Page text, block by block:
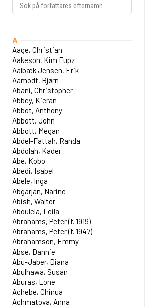
A
Aage, Christian
Aakeson, Kim Fupz
Aalbæk Jensen, Erik
Aamodt, Bjørn
Abani, Christopher
Abbey, Kieran
Abbot, Anthony
Abbott, John
Abbott, Megan
Abdel-Fattah, Randa
Abdolah, Kader
Abé, Kobo
Abedi, Isabel
Abele, Inga
Abgarjan, Narine
Abish, Walter
Aboulela, Leila
Abrahams, Peter (f. 1919)
Abrahams, Peter (f. 1947)
Abrahamson, Emmy
Abse, Dannie
Abu-Jaber, Diana
Abulhawa, Susan
Aburas, Lone
Achebe, Chinua
Achmatova, Anna